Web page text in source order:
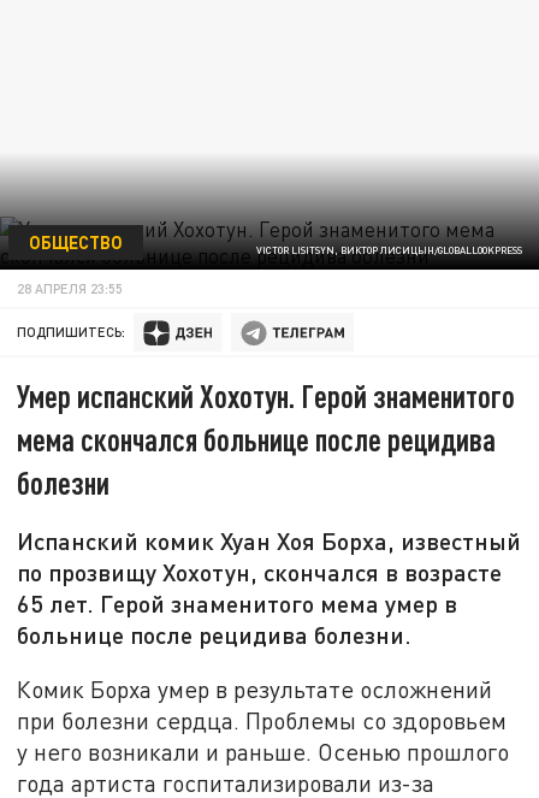
VICTOR LISITSYN, ВИКТОР ЛИСИЦЫН/GLOBALLOOKPRESS
ОБЩЕСТВО
28 АПРЕЛЯ 23:55
ПОДПИШИТЕСЬ:
Умер испанский Хохотун. Герой знаменитого
мема скончался больнице после рецидива
болезни
Испанский комик Хуан Хоя Борха, известный
по прозвищу Хохотун, скончался в возрасте
65 лет. Герой знаменитого мема умер в
больнице после рецидива болезни.
Комик Борха умер в результате осложнений
при болезни сердца. Проблемы со здоровьем
у него возникали и раньше. Осенью прошлого
года артиста госпитализировали из-за